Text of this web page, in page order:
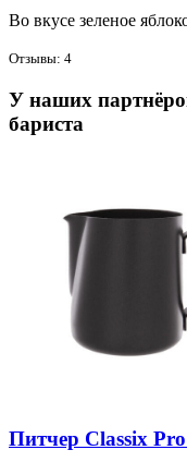
Во вку­се зе­ле­ное
Отзывы: 4
У наших
бариста
Питчер Classix